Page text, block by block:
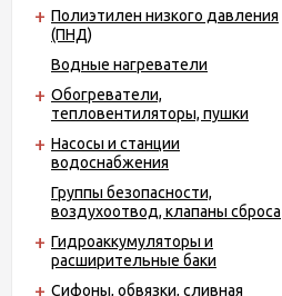
Полиэтилен низкого давления
(ПНД)
Водные нагреватели
Обогреватели,
тепловентиляторы, пушки
Насосы и станции
водоснабжения
Группы безопасности,
воздухоотвод, клапаны сброса
Гидроаккумуляторы и
расширительные баки
Сифоны, обвязки, сливная